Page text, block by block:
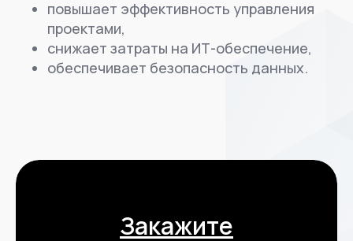
АРГУС ITAM предоставляет отчёты и
аналитику по использованию и стоимости ИТ-
активов, что позволяет принимать
обоснованные решения по оптимизации ИТ-
повышает эффективность управления